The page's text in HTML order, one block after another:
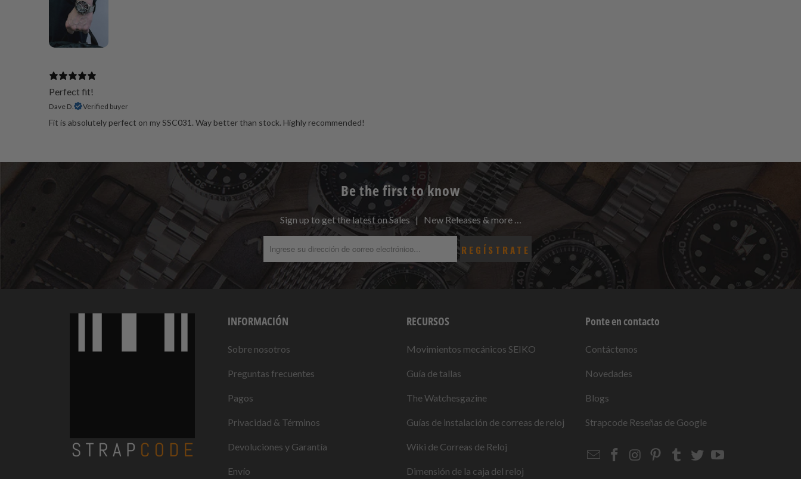
Perfect fit!
Dave D. Verified buyer
Fit is absolutely perfect on my SSC031. Way better than stock. Highly recommended!
Be the first to know
Sign up to get the latest on Sales | New Releases & more …
INFORMACIÓN
Sobre nosotros
Preguntas frecuentes
Pagos
Privacidad & Términos
Devoluciones y Garantía
Envío
RECURSOS
Movimientos mecánicos SEIKO
Guía de tallas
The Watchesgazine
Guías de instalación de correas de reloj
Wiki de Correas de Reloj
Dimensión de la caja del reloj
Ponte en contacto
Contáctenos
Novedades
Blogs
Strapcode Reseñas de Google
EmailStrapcode
Strapcode
Strapcode
Strapcode
Strapcode